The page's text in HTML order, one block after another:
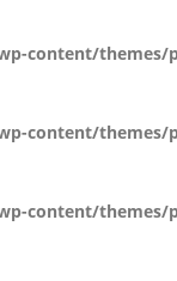
content/
content/
content/